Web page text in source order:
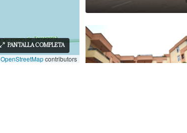
PANTALLA COMPLETA
OpenStreetMapcontributors